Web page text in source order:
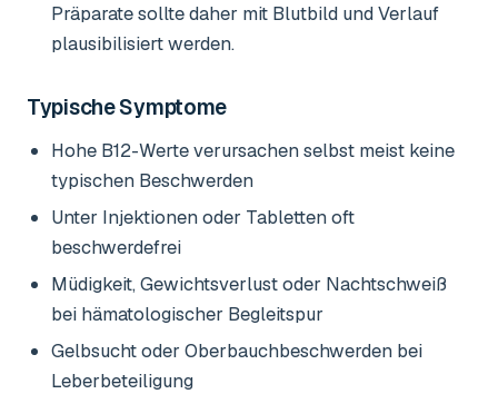
Präparate sollte daher mit Blutbild und Verlauf
plausibilisiert werden.
Typische Symptome
Hohe B12-Werte verursachen selbst meist keine
typischen Beschwerden
Unter Injektionen oder Tabletten oft
beschwerdefrei
Müdigkeit, Gewichtsverlust oder Nachtschweiß
bei hämatologischer Begleitspur
Gelbsucht oder Oberbauchbeschwerden bei
Leberbeteiligung